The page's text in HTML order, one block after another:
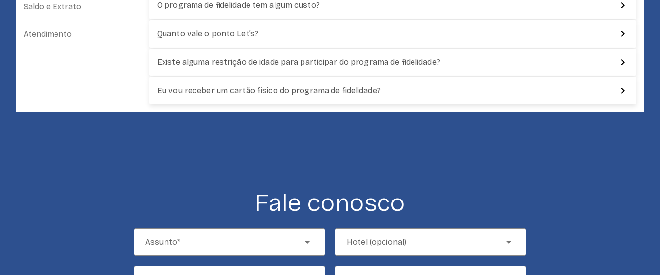
Saldo e Extrato
Atendimento
O programa de fidelidade tem algum custo?
Quanto vale o ponto Let’s?
Existe alguma restrição de idade para participar do programa de fidelidade?
Eu vou receber um cartão físico do programa de fidelidade?
Fale conosco
Assunto* Hotel (opcional)